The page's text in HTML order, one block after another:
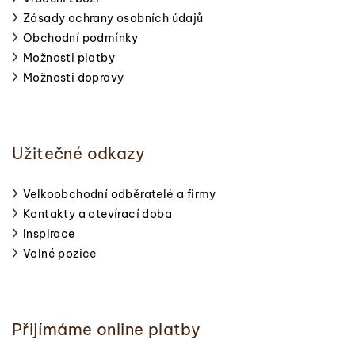
Zásady ochrany osobních údajů
Obchodní podmínky
Možnosti platby
Možnosti dopravy
Užitečné odkazy
Velkoobchodní odběratelé a firmy
Kontakty a otevírací doba
Inspirace
Volné pozice
Přijímáme online platby